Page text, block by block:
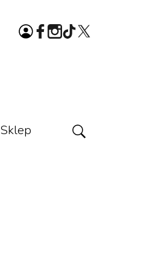
Sklep